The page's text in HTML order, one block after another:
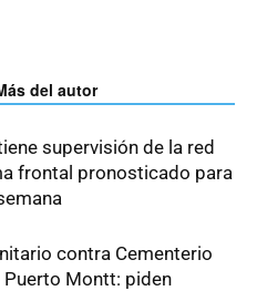
del autor
supervisión de la red
frontal pronosticado para
contra Cementerio
Puerto Montt: piden